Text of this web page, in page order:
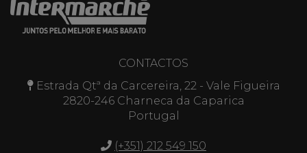
CONTACTOS
Estrada Qtª da Carcereira, 22 - Vale Figueira
2820-246 Charneca da Caparica
Portugal
(+351) 212 549 150